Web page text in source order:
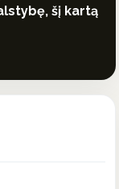
šį kartą